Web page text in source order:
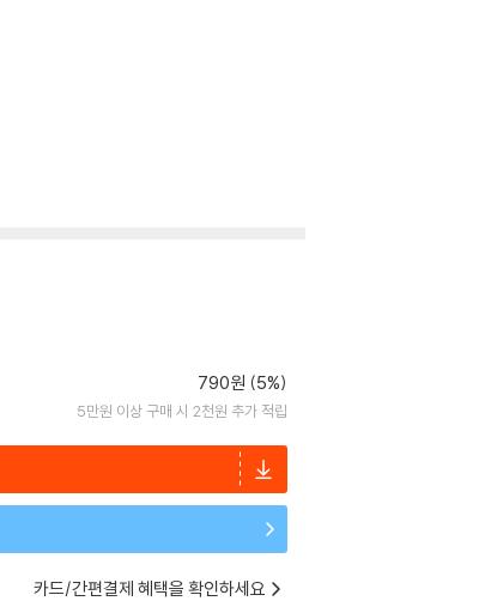
790원 (5%)
5만원 이상 구매 시 2천원 추가 적립
카드/간편결제 혜택을 확인하세요